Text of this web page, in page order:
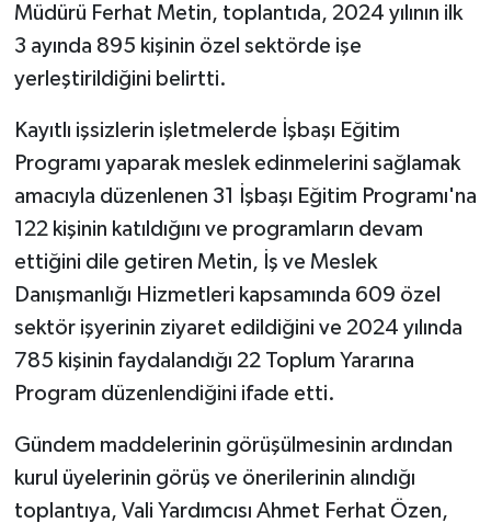
Müdürü Ferhat Metin, toplantıda, 2024 yılının ilk
3 ayında 895 kişinin özel sektörde işe
yerleştirildiğini belirtti.
Kayıtlı işsizlerin işletmelerde İşbaşı Eğitim
Programı yaparak meslek edinmelerini sağlamak
amacıyla düzenlenen 31 İşbaşı Eğitim Programı'na
122 kişinin katıldığını ve programların devam
ettiğini dile getiren Metin, İş ve Meslek
Danışmanlığı Hizmetleri kapsamında 609 özel
sektör işyerinin ziyaret edildiğini ve 2024 yılında
785 kişinin faydalandığı 22 Toplum Yararına
Program düzenlendiğini ifade etti.
Gündem maddelerinin görüşülmesinin ardından
kurul üyelerinin görüş ve önerilerinin alındığı
toplantıya, Vali Yardımcısı Ahmet Ferhat Özen,